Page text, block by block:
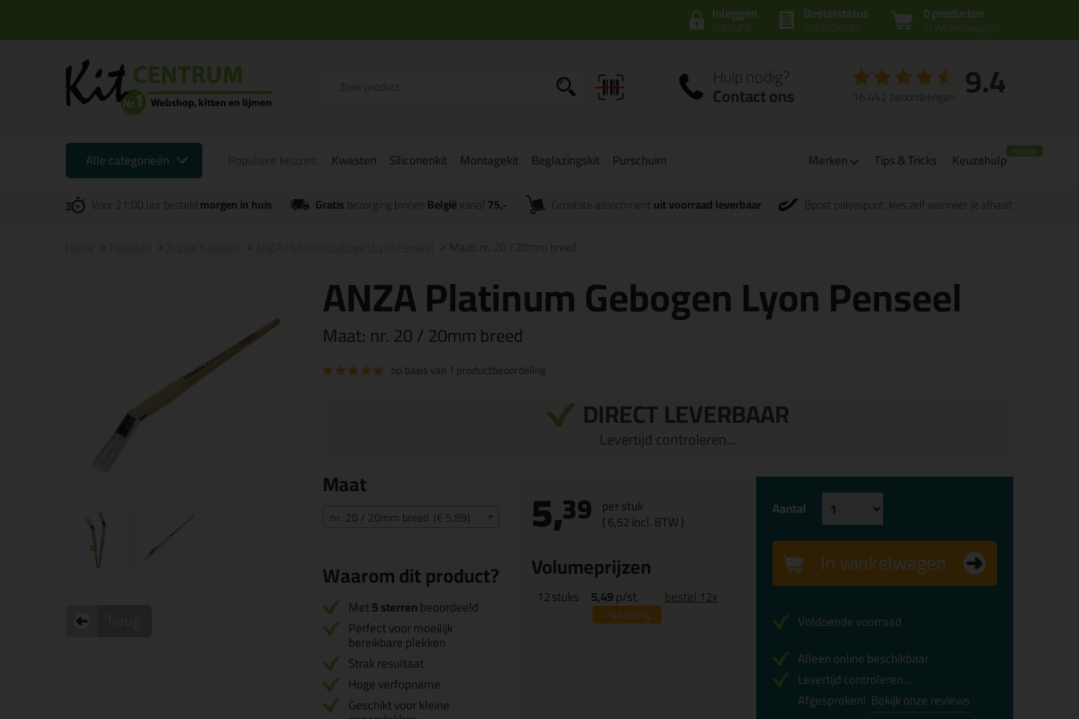
0 producten
in winkelwagen
Bestelstatus
controleren
Inloggen
account
Hulp nodig?
Contact ons 9.4
16.442 beoordelingen
Alle categorieën Kwasten Siliconenkit Montagekit Beglazingskit Purschuim Merken Tips & Tricks Keuzehulp
Voor 21:00 uur besteldmorgen in huis Gratisbezorging binnenBelgiëvanaf 75,- Grootste assortiment uit voorraad leverbaar Bpost pakjespunt: kies zelf wanneer je afhaalt
Maat: nr. 20 / 20mm breed
ANZA Platinum Gebogen Lyon Penseel
Maat: nr. 20 / 20mm breed
op basis van 1 productbeoordeling
DIRECT LEVERBAAR
Levertijd controleren...
Maat
nr. 20 / 20mm breed (€ 5,89)
Waarom dit product?
Met5 sterrenbeoordeeld
Perfect voor moeilijk
bereikbare plekken
Strak resultaat
Hoge verfopname
Geschikt voor kleine
5,39 per stuk
(6,52incl. BTW )
Volumeprijzen
12stuks 5,49p/st
7%korting
bestel 12x
Aantal
In winkelwagen
Voldoende voorraad
Alleen online beschikbaar
Levertijd controleren...
Afgesproken! Bekijk onze reviews